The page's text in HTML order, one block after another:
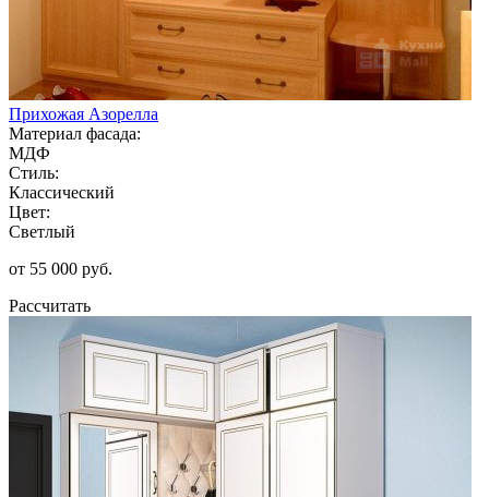
Прихожая Азорелла
Материал фасада:
МДФ
Стиль:
Классический
Цвет:
Светлый
от 55 000 руб.
Рассчитать